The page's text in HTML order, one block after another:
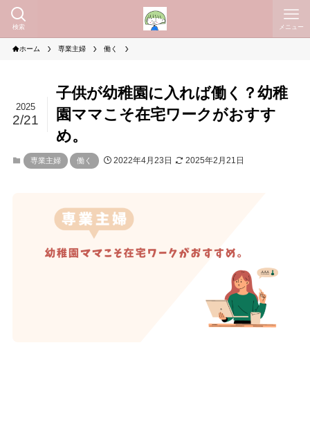
検索 メニュー
ホーム 専業主婦 働く
子供が幼稚園に入れば働く？幼稚
園ママこそ在宅ワークがおすす
め。
2025
2/21
専業主婦 働く 2022年4月23日 2025年2月21日